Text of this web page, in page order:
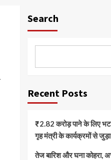
Search
Recent Posts
₹2.82 करोड़ पाने के लिए
गृह मंत्री के कार्यक्रमों से
तेज बारिश और घना कोहरा,